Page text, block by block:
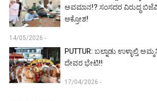
ಅವಮಾನ!? ಸಂಸದರ ವಿರುದ್ಧ
ಆಕ್ರೋಶ!
14/05/2026 -
PUTTUR: ಬಲ್ನಾಡು ಉಳ್ಳಾಲ್ತಿ
ದೇವರ ಭೇಟಿ!!
17/04/2026 -